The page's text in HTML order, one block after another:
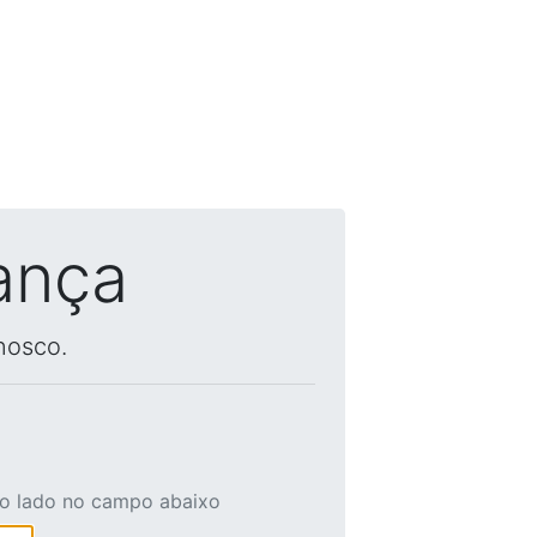
lado no campo abaixo